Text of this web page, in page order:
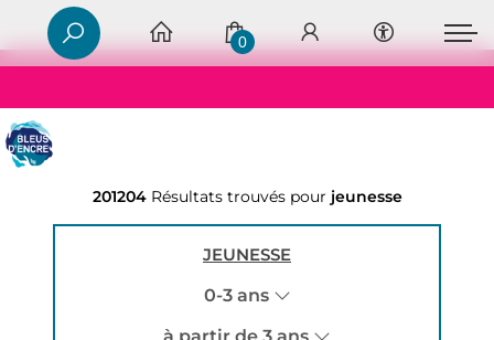
0
201204 Résultats trouvés pour jeunesse
JEUNESSE
0-3 ans
à partir de 3 ans